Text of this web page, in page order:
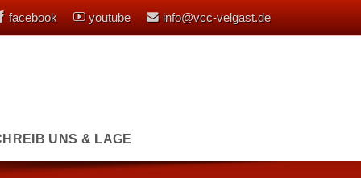
facebook youtube info@vcc-velgast.de
UNS & LAGE